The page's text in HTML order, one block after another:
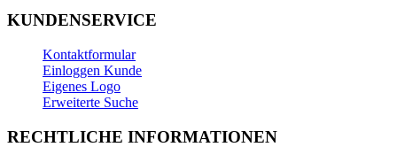
KUNDENSERVICE
Kontaktformular
Einloggen Kunde
Eigenes Logo
Erweiterte Suche
RECHTLICHE INFORMATIONEN